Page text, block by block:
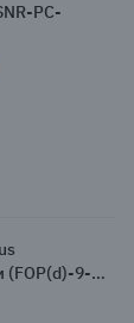
PC-
(FOP(d)-9-